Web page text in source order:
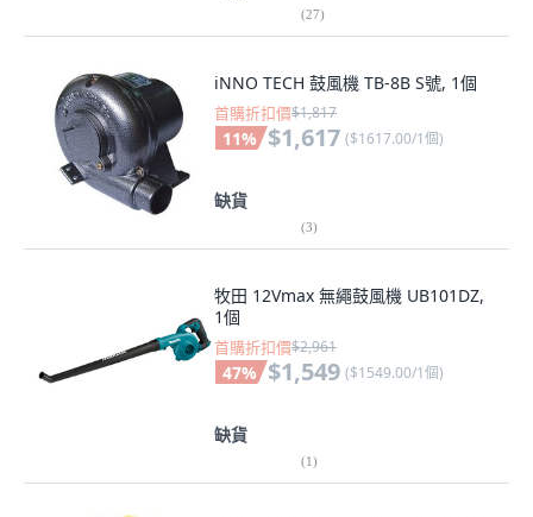
(27)
iNNO TECH 鼓風機 TB-8B S號, 1個
首購折扣價$1,817
11% $1,617 ($1617.00/1個)
缺貨
(3)
牧田 12Vmax 無繩鼓風機 UB101DZ,
1個
首購折扣價$2,961
47% $1,549 ($1549.00/1個)
缺貨
(1)